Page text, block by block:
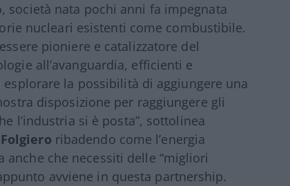
società nata pochi anni fa impegnata
nucleari esistenti come combustibile.
pioniere e catalizzatore del
all’avanguardia, efficienti e
la possibilità di aggiungere una
disposizione per raggiungere gli
l’industria si è posta”, sottolinea
ribadendo come l’energia
anche che necessiti delle “migliori
avviene in questa partnership.